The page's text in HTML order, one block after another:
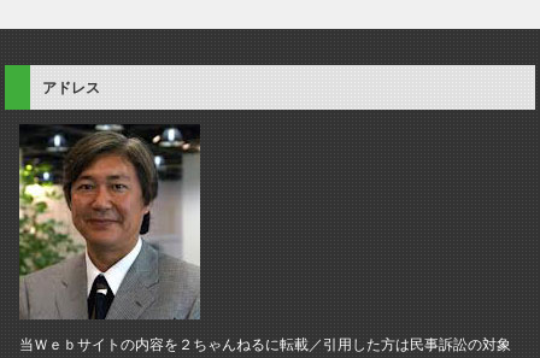
アドレス
当Ｗｅｂサイトの内容を２ちゃんねるに転載／引用した方は民事訴訟の対象